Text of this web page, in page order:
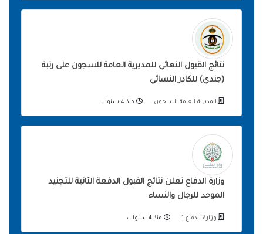
نتائج القبول النهائي للمديرية العامة للسجون على رتبة
(جندي) للكادر النسائي
المديرية العامة للسجون منذ 4 سنوات
وزارة الدفاع تعلن نتائج القبول الدفعة الثانية للتجنيد
الموحد للرجال والنساء
وزارة الدفاع 1 منذ 4 سنوات